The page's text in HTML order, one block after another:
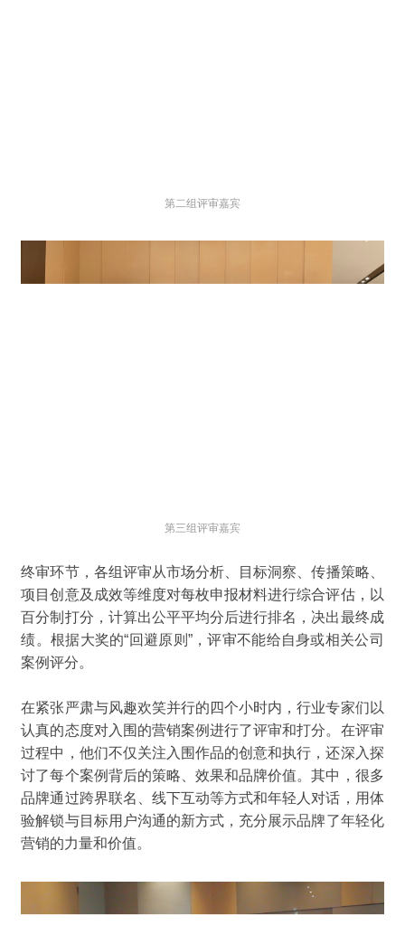
第二组评审嘉宾
第三组评审嘉宾
终审环节， 各组评审从市场分析、目标洞察、传播策略、
项目创意及成效等维度对每枚申报材料进行综合评估，以
百分制打分，计算出公平平均分后进行排名，决出最终成
绩。根据大奖的“回避原则 ”，评审不能给自身或相关公司
案例评分。
在紧张严肃与风趣欢笑并行的四个小时内，行业专家们以
认真的态度对入围的营销案例进行了评审和打分。 在评审
过程中， 他们不仅关注入围作品的创意和执行，还深入探
讨了每个案例背后的策略、效果和品牌价值。其中，很多
品牌通过跨界联名、 线下互动等方式和年轻人对话， 用体
验解锁与目标用户沟通的新方式 ， 充分展示品牌了年轻化
营销的力量和价值。